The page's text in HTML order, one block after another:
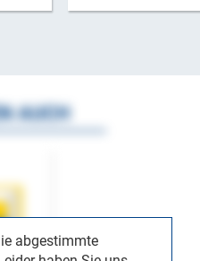
abgestimmte
AUCH